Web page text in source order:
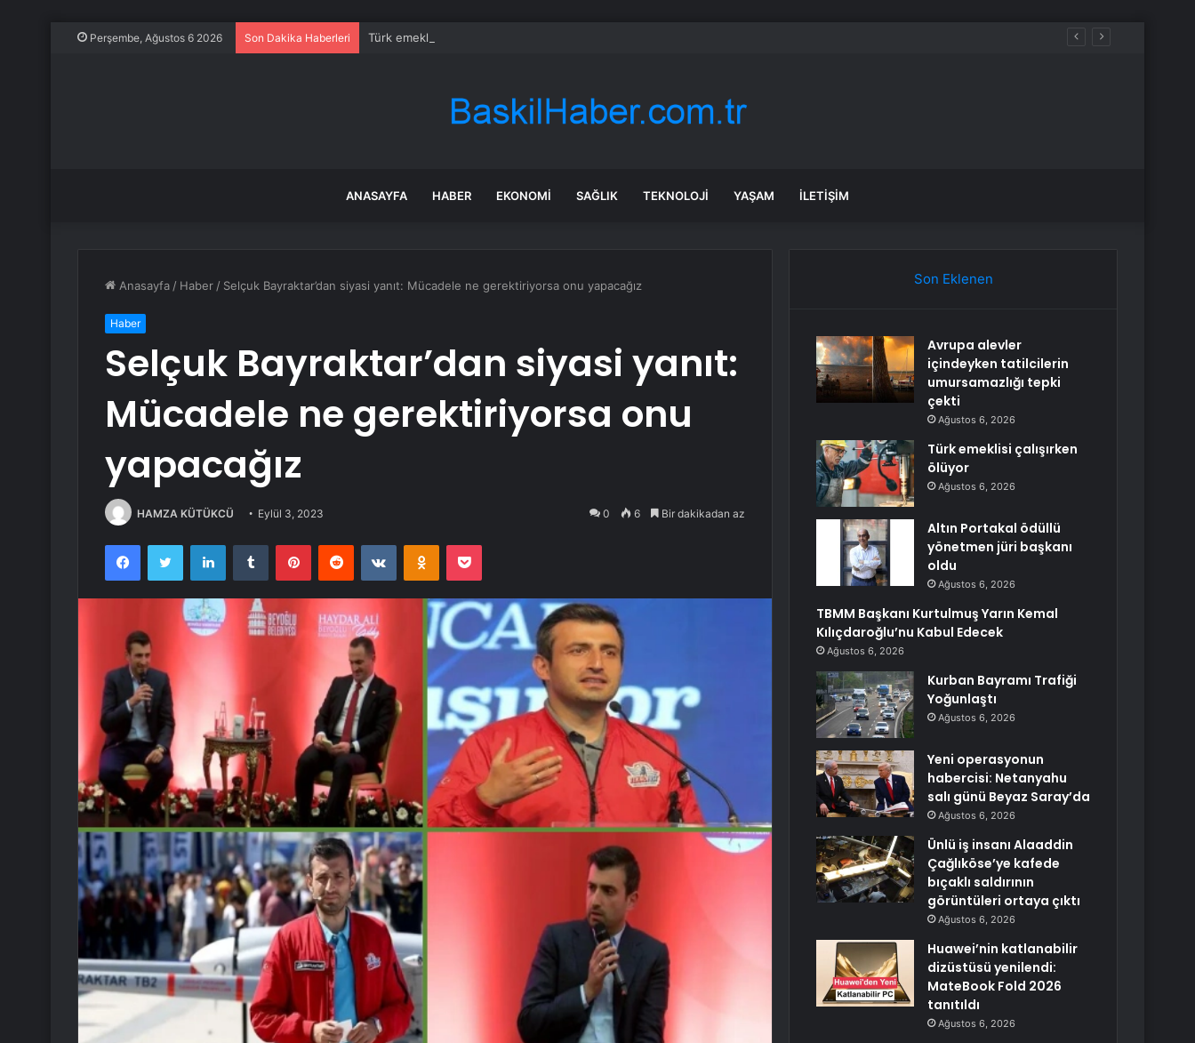
Perşembe, Ağustos 6 2026 Son Dakika Haberleri Türk emeklisi çalışırken ölüyor
ANASAYFA HABER EKONOMI SAĞLIK TEKNOLOJI YAŞAM İLETIŞIM
Anasayfa / Haber / Selçuk Bayraktar’dan siyasi yanıt: Mücadele ne gerektiriyorsa onu yapacağız
Haber
Selçuk Bayraktar’dan siyasi yanıt:
Mücadele ne gerektiriyorsa onu
yapacağız
HAMZA KÜTÜKCÜ Eylül 3, 2023 0 6 Bir dakikadan az
FacebookTwitter LinkedInTumblr PinterestReddit VKontakteOdnoklassniki
Pocket
Son Eklenen
Avrupa alevler
içindeyken tatilcilerin
umursamazlığı tepki
çekti
Ağustos 6, 2026
Türk emeklisi çalışırken
ölüyor
Ağustos 6, 2026
Altın Portakal ödüllü
yönetmen jüri başkanı
oldu
Ağustos 6, 2026
TBMM Başkanı Kurtulmuş Yarın Kemal
Kılıçdaroğlu’nu Kabul Edecek
Ağustos 6, 2026
Kurban Bayramı Trafiği
Yoğunlaştı
Ağustos 6, 2026
Yeni operasyonun
habercisi: Netanyahu
salı günü Beyaz Saray’da
Ağustos 6, 2026
Ünlü iş insanı Alaaddin
Çağlıköse’ye kafede
bıçaklı saldırının
görüntüleri ortaya çıktı
Ağustos 6, 2026
Huawei’nin katlanabilir
dizüstüsü yenilendi:
MateBook Fold 2026
tanıtıldı
Ağustos 6, 2026